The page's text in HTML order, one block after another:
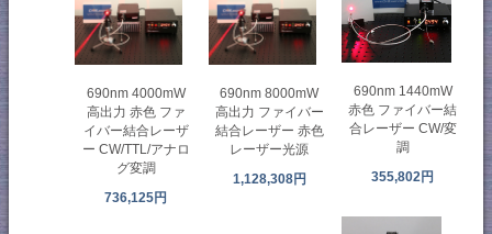
690nm 4000mW
高出力 赤色 ファ
イバー結合レーザ
ー CW/TTL/アナロ
グ変調
736,125円
690nm 8000mW
高出力 ファイバー
結合レーザー 赤色
レーザー光源
1,128,308円
690nm 1440mW
赤色 ファイバー結
合レーザー CW/変
調
355,802円